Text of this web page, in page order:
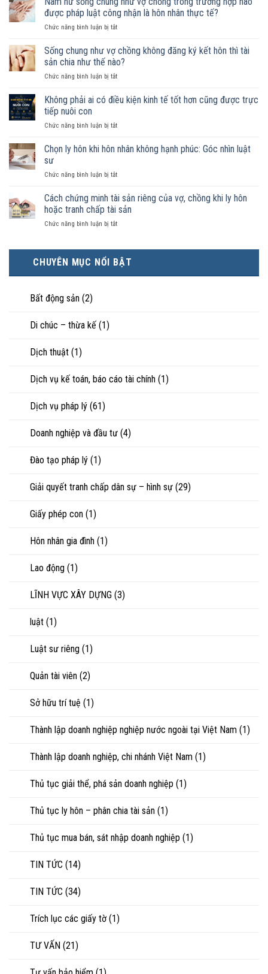
được pháp luật công nhận là hôn nhân thực tế?
Chức năng bình luận bị tắtở
nữ
sống
chung
như
chồng
hợp
được
là
hôn
Sống chung như vợ chồng không đăng ký kết hôn thì tài
sản chia như thế nào?
Chức năng bình luận bị tắtở
chung
chồng
đăng
hôn
tài
sản
nào?
Không phải ai có điều kiện kinh tế tốt hơn cũng được trực
tiếp nuôi con
Chức năng bình luận bị tắtở
phải
điều
kinh
tế
hơn
trực
tiếp
nuôi
Chọn ly hôn khi hôn nhân không hạnh phúc: Góc nhìn luật
sư
Chức năng bình luận bị tắtở
ly
hôn
khi
hôn
hạnh
phúc:
Góc
Cách chứng minh tài sản riêng của vợ, chồng khi ly hôn
hoặc tranh chấp tài sản
Chức năng bình luận bị tắtở
tài
sản
chấp
CHUYÊN MỤC NỔI BẬT
Bất động sản (2)
Di chúc – thừa kế (1)
Dịch thuật (1)
Dịch vụ kế toán, báo cáo tài chính (1)
Dịch vụ pháp lý (61)
Doanh nghiệp và đầu tư (4)
Đào tạo pháp lý (1)
Giải quyết tranh chấp dân sự – hình sự (29)
Giấy phép con (1)
Hôn nhân gia đình (1)
Lao động (1)
LĨNH VỰC XÂY DỰNG (3)
luật (1)
Luật sư riêng (1)
Quản tài viên (2)
Sở hữu trí tuệ (1)
Thành lập doanh nghiệp nghiệp nước ngoài tại Việt Nam (1)
Thành lập doanh nghiệp, chi nhánh Việt Nam (1)
Thủ tục giải thể, phá sản doanh nghiệp (1)
Thủ tục ly hôn – phân chia tài sản (1)
Thủ tục mua bán, sát nhập doanh nghiệp (1)
TIN TỨC (14)
TIN TỨC (34)
Trích lục các giấy tờ (1)
TƯ VẤN (21)